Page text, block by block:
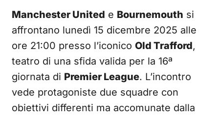
Manchester United e Bournemouth si
affrontano lunedì 15 dicembre 2025 alle
ore 21:00 presso l’iconico Old Trafford,
teatro di una sfida valida per la 16ª
giornata di Premier League. L’incontro
vede protagoniste due squadre con
obiettivi differenti ma accomunate dalla